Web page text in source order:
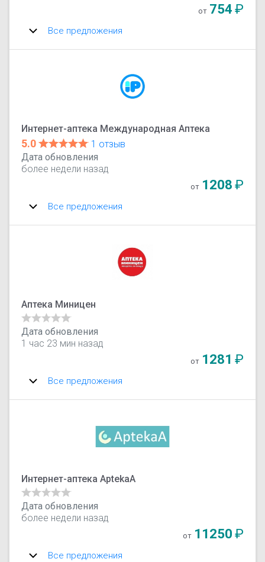
от 754₽
Все предложения
Интернет-аптека Международная Аптека
5.0
1 отзыв
Дата обновления
более недели назад
от 1208₽
Все предложения
Аптека Миницен
Дата обновления
1 час 23 мин назад
от 1281 ₽
Все предложения
Интернет-аптека AptekaA
Дата обновления
более недели назад
от 11250₽
Все предложения